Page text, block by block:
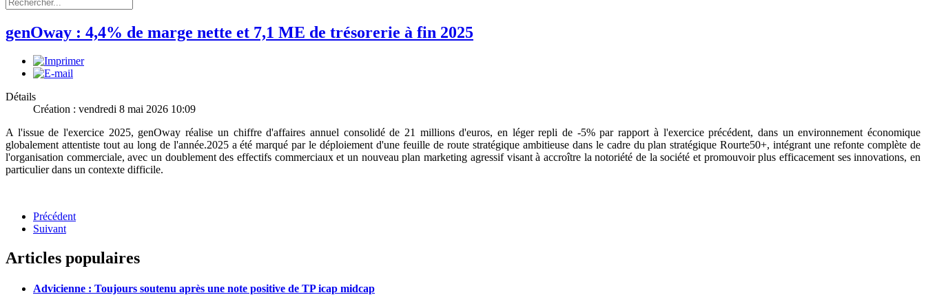
genOway : 4,4% de marge nette et 7,1 ME de trésorerie à fin 2025
Détails
Création : vendredi 8 mai 2026 10:09
A l'issue de l'exercice 2025, genOway réalise un chiffre d'affaires annuel consolidé de 21 millions d'euros, en léger repli de -5% par rapport à l'exercice précédent, dans un environnement économique
globalement attentiste tout au long de l'année.2025 a été marqué par le déploiement d'une feuille de route stratégique ambitieuse dans le cadre du plan stratégique Rourte50+, intégrant une refonte complète de
l'organisation commerciale, avec un doublement des effectifs commerciaux et un nouveau plan marketing agressif visant à accroître la notoriété de la société et promouvoir plus efficacement ses innovations, en
particulier dans un contexte difficile.
Précédent
Suivant
Articles populaires
Advicienne : Toujours soutenu après une note positive de TP icap midcap